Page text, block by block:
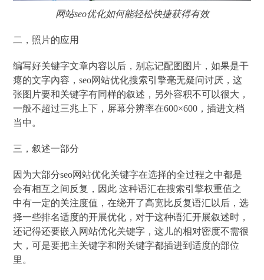
网站seo优化如何能轻松快捷获得有效
二，照片的应用
编写好关键字文章内容以后，别忘记配图图片，如果是干
瘪的文字內容，seo网站优化搜索引擎毫无疑问讨厌，这
张图片要和关键字有同样的叙述，另外容积不可以很大，
一般不超过三兆上下，屏幕分辨率在600×600，插进文档
当中。
三，叙述一部分
因为大部分seo网站优化关键字在选择的全过程之中都是
会有相互之间反复，因此 这种语汇在搜索引擎权重值之
中有一定的关注度值，在绕开了高宽比反复语汇以后，选
择一些排名适度的开展优化，对于这种语汇开展叙述时，
还记得还要嵌入网站优化关键字，这儿的相对密度不需很
大，可是要把主关键字和附关键字都插进到适度的部位
里。